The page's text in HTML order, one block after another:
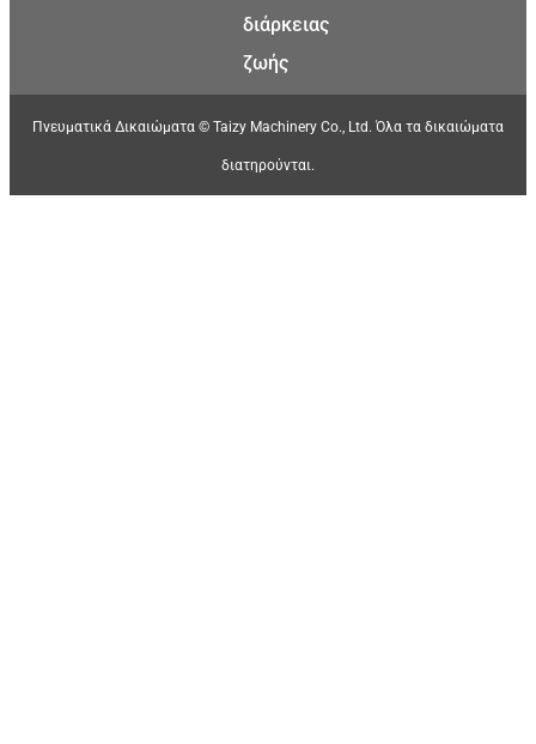
διάρκειας
ζωής
Πνευματικά Δικαιώματα © Taizy Machinery Co., Ltd. Όλα τα δικαιώματα
διατηρούνται.